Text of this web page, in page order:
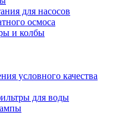
для насосов
осмоса
и колбы
условного качества
для воды